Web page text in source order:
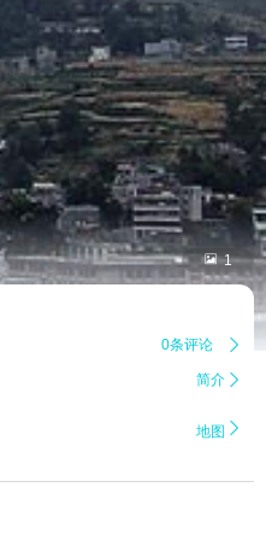
 1
0条评论 
简介 
地图 